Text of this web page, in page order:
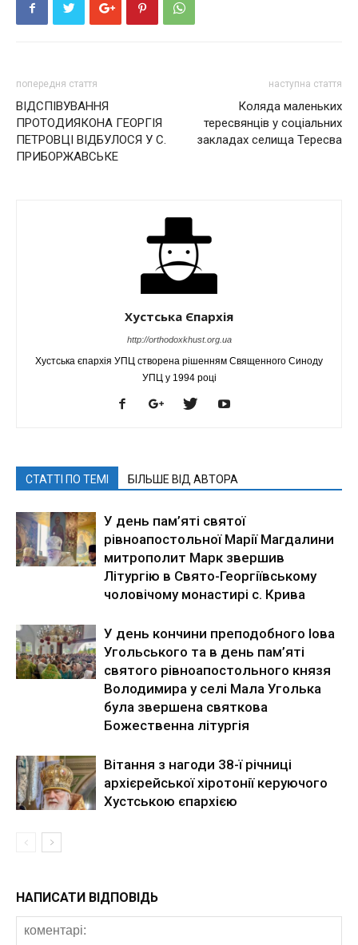
попередня стаття
ВІДСПІВУВАННЯ
ПРОТОДИЯКОНА ГЕОРГІЯ
ПЕТРОВЦІ ВІДБУЛОСЯ У С.
ПРИБОРЖАВСЬКЕ
наступна стаття
Коляда маленьких
тересвянців у соціальних
закладах селища Тересва
Хустська Єпархія
http://orthodoxkhust.org.ua
Хустська єпархія УПЦ створена рішенням Священного Синоду
УПЦ у 1994 році
СТАТТІ ПО ТЕМІ БІЛЬШЕ ВІД АВТОРА
У день пам’яті святої
рівноапостольної Марії Магдалини
митрополит Марк звершив
Літургію в Свято-Георгіївському
чоловічому монастирі с. Крива
У день кончини преподобного Іова
Угольського та в день пам’яті
святого рівноапостольного князя
Володимира у селі Мала Уголька
була звершена святкова
Божественна літургія
Вітання з нагоди 38-ї річниці
архієрейської хіротонії керуючого
Хустською єпархією
НАПИСАТИ ВІДПОВІДЬ